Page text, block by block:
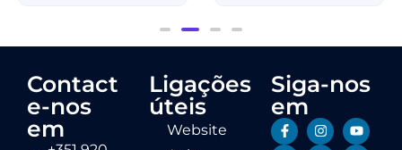
ç
ã
o
d
a
ç
ã
Contact
e-nos
em
Ligações
úteis
Website
Siga-nos
em